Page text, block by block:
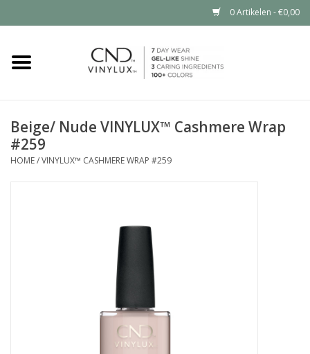
0 Artikelen - €0,00
Home
Nailart voor jou
Beige/ Nude VINYLUX™ Cashmere Wrap
#259
HOME/VINYLUX™ CASHMERE WRAP #259